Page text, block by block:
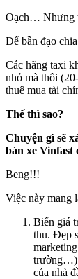
Oạch… Nhưng
Để bần đạo
Các hãng taxi
nhỏ mà thôi
thuê mua tài
Thế thì sao?
Chuyện gì sẽ
bán xe Vinfast
Beng!!!
Việc này mang
Biến giá
thu. Đẹp
trường…).
của nhà